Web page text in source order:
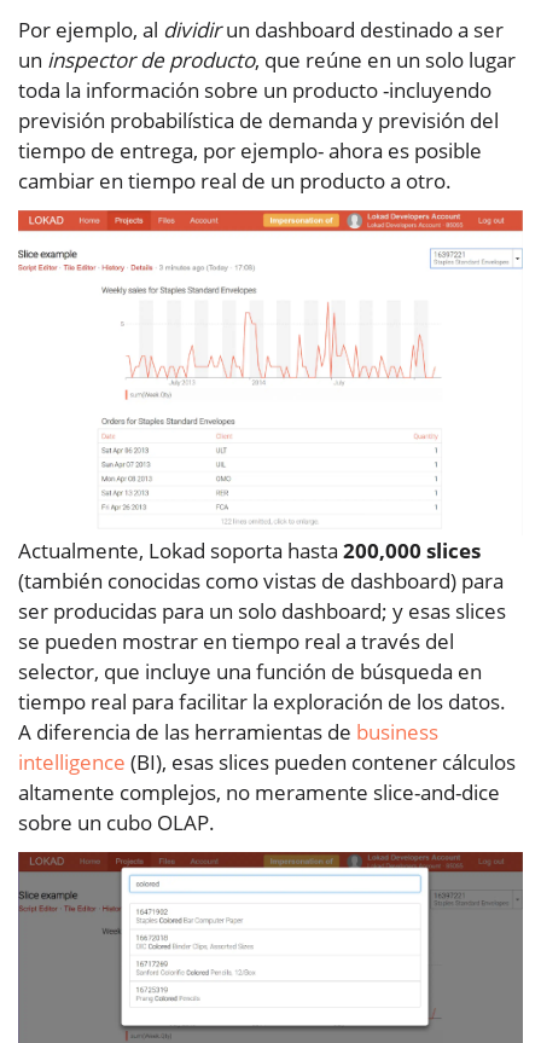
Por ejemplo, al dividirun dashboard destinado a ser
un inspector de producto, que reúne en un solo lugar
toda la información sobre un producto -incluyendo
previsión probabilística de demanda y previsión del
tiempo de entrega, por ejemplo- ahora es posible
cambiar en tiempo real de un producto a otro.
Actualmente, Lokad soporta hasta 200,000 slices
(también conocidas como vistas de dashboard) para
ser producidas para un solo dashboard; y esas slices
se pueden mostrar en tiempo real a través del
selector, que incluye una función de búsqueda en
tiempo real para facilitar la exploración de los datos.
A diferencia de las herramientas de business
intelligence (BI), esas slices pueden contener cálculos
altamente complejos, no meramente slice-and-dice
sobre un cubo OLAP.